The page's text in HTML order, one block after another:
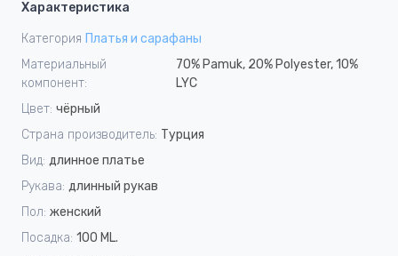
Характеристика
Категория Платья и сарафаны
Материальный
компонент:
70% Pamuk, 20% Polyester, 10%
LYC
Цвет: чёрный
Страна производитель: Турция
Вид: длинное платье
Рукава: длинный рукав
Пол: женский
Посадка: 100 ML.